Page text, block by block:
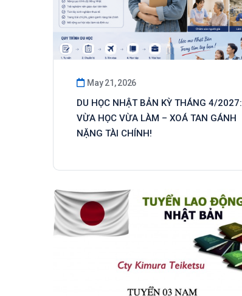
May 21, 2026
DU HỌC NHẬT BẢN KỲ THÁNG 4/2027:
VỪA HỌC VỪA LÀM – XOÁ TAN GÁNH
NẶNG TÀI CHÍNH!